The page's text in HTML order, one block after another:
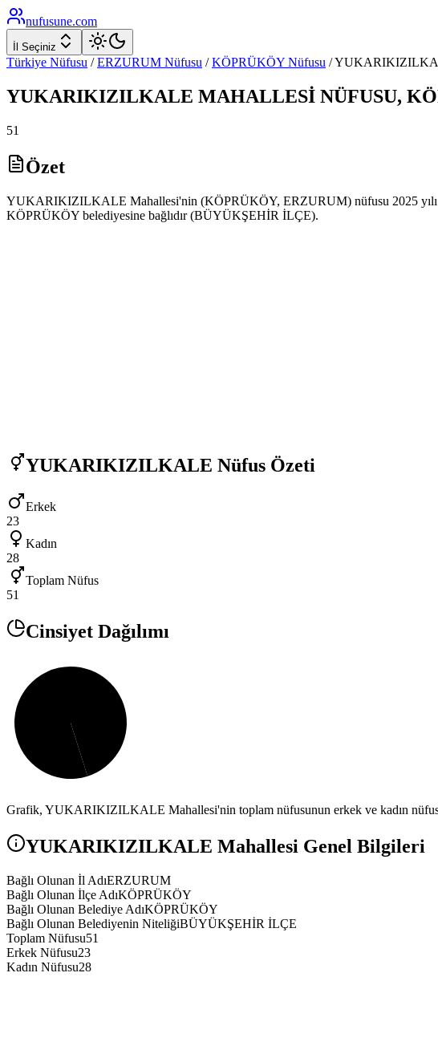
nufusune.com
İl Seçiniz
Türkiye Nüfusu / ERZURUM Nüfusu / KÖPRÜKÖY Nüfusu /
YUKARIKIZILKALE MAHALLESİ NÜFUSU,
51
Özet
YUKARIKIZILKALE Mahallesi'nin (KÖPRÜKÖY, ERZURUM) nüfusu 2025
KÖPRÜKÖY belediyesine bağlıdır (BÜYÜKŞEHİR İLÇE).
YUKARIKIZILKALE Nüfus Özeti
Erkek
23
Kadın
28
Toplam Nüfus
51
Cinsiyet Dağılımı
Grafik, YUKARIKIZILKALE Mahallesi'nin toplam nüfusunun erkek ve kadın nüfus
YUKARIKIZILKALE Mahallesi Genel Bilgileri
Bağlı Olunan İl AdıERZURUM
Bağlı Olunan İlçe AdıKÖPRÜKÖY
Bağlı Olunan Belediye AdıKÖPRÜKÖY
Bağlı Olunan Belediyenin NiteliğiBÜYÜKŞEHİR İLÇE
Toplam Nüfusu51
Erkek Nüfusu23
Kadın Nüfusu28